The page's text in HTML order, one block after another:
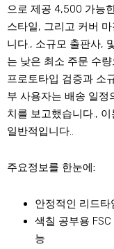
으로 제공 4,500 가능
스타일, 그리고 커버
니다., 소규모 출판사,
는 낮은 최소 주문 수
프로토타입 검증과 소
부 사용자는 배송 일정
치를 보고했습니다.,
일반적입니다..
주요정보를 한눈에:
안정적인 리드타
색칠 공부용
능